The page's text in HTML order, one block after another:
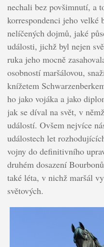
nechali bez povšimnutí, a
korrespondenci jeho velké
nelíčených dojmů, jaké
události, jichž byl nejen
ruka jeho mocně
osobností maršálovou,
knížetem
ho jako vojáka a jako
jak se díval na svět, v
událostí. Ovšem nejvíce
událostech let
vojny do definitivního
druhém dosazení
také léta, v nichž maršál
světových.